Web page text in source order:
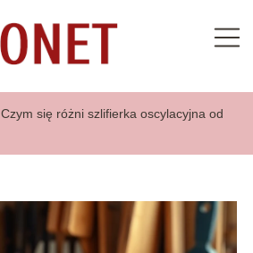
Czym się różni szlifierka oscylacyjna od